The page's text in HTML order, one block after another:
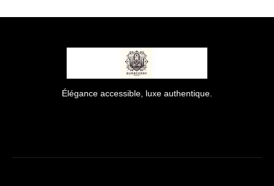
Élégance accessible, luxe authentique.